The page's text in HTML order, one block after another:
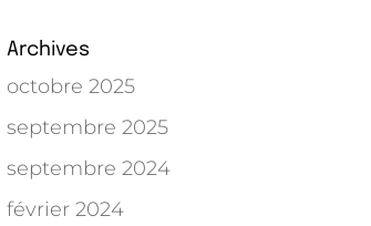
Archives
octobre 2025
septembre 2025
septembre 2024
février 2024